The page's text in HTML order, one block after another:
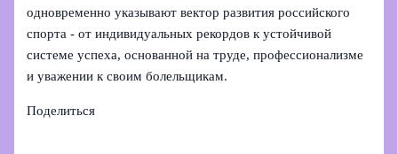
одновременно указывают вектор развития российского
спорта - от индивидуальных рекордов к устойчивой
системе успеха, основанной на труде, профессионализме
и уважении к своим болельщикам.
Поделиться